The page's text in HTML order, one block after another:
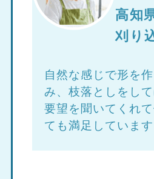
高知
刈り
自然な感じで形を
み、枝落としをし
要望を聞いてくれ
ても満足しています